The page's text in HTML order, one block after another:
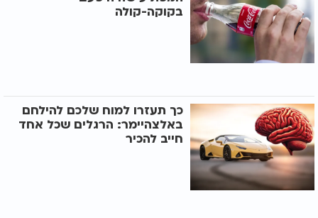
בקוקה-קולה
כך תעזרו למוח שלכם להילחם
באלצהיימר: הרגלים שכל אחד
חייב להכיר